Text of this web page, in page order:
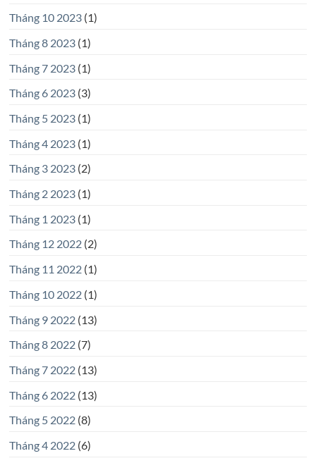
Tháng 10 2023(1)
Tháng 8 2023(1)
Tháng 7 2023(1)
Tháng 6 2023(3)
Tháng 5 2023(1)
Tháng 4 2023(1)
Tháng 3 2023(2)
Tháng 2 2023(1)
Tháng 1 2023(1)
Tháng 12 2022(2)
Tháng 11 2022(1)
Tháng 10 2022(1)
Tháng 9 2022(13)
Tháng 8 2022(7)
Tháng 7 2022(13)
Tháng 6 2022(13)
Tháng 5 2022(8)
Tháng 4 2022(6)